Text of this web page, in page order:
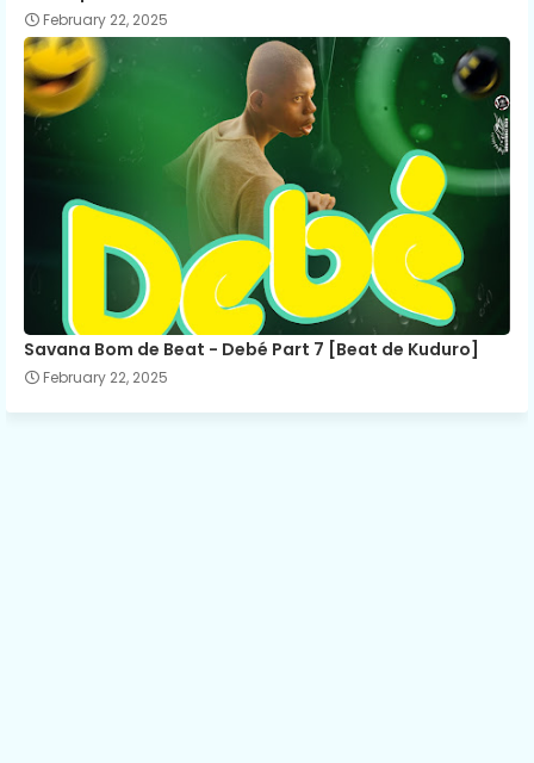
February 22, 2025
Savana Bom de Beat - Debé Part 7 [Beat de Kuduro]
February 22, 2025